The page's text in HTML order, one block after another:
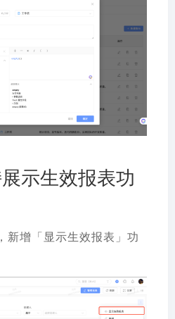
示生效报表功
新增「显示生效报表」功